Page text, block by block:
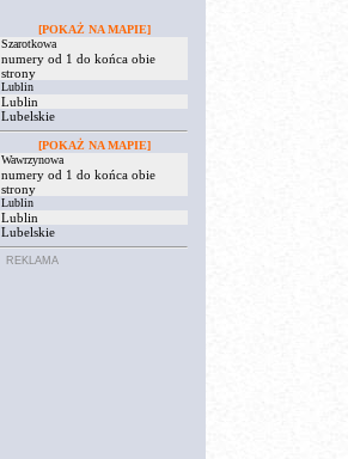
[POKAŻ NA MAPIE]
Szarotkowa
numery od 1 do końca obie
strony
Lublin
Lublin
Lubelskie
[POKAŻ NA MAPIE]
Wawrzynowa
numery od 1 do końca obie
strony
Lublin
Lublin
Lubelskie
REKLAMA